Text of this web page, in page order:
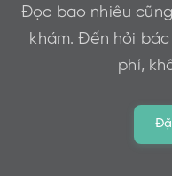
Đọc bao nhiêu
khám. Đến hỏi
phí,